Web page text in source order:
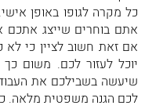
כל מקרה לגופו באופן
אתם בוחרים שייצג אתכם
אם זאת חשוב לציין כי לא
יוכל לעזור לכם. משום
שיעשה בשבילכם את
לכם הגנה משפטית מלאה.